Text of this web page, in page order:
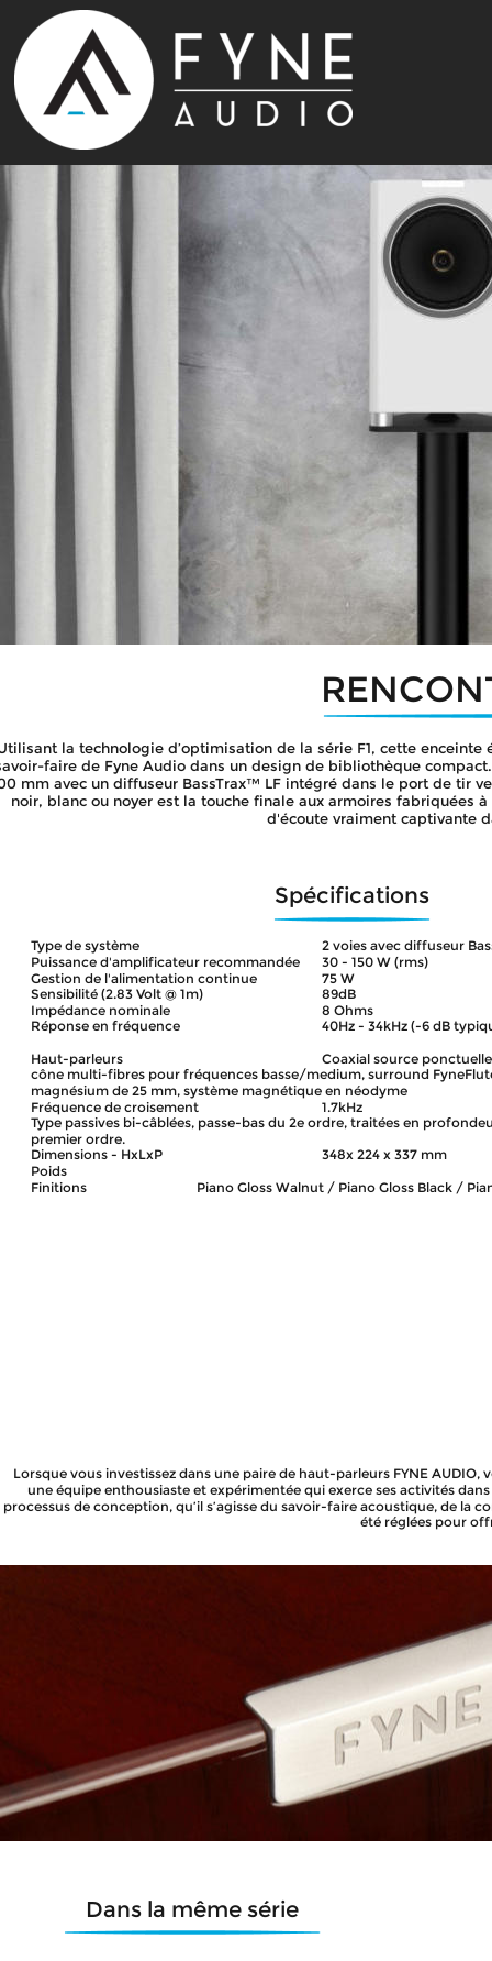
la technologie d’optimisation de la série F1, cette
faire de Fyne Audio dans un design de bibliothèque
mm avec un diffuseur BassTrax™ LF intégré dans le port de tir
noir, blanc ou noyer est la touche finale aux armoires fabriquées
d'écoute vraiment captivante
Spécifications
Type de système
2 voies avec diffuseur
Puissance d'amplificateur recommandée
30 - 150 W (rms)
Gestion de l'alimentation continue
75 W
Sensibilité (2.83 Volt @ 1m)
89dB
Impédance nominale
8 Ohms
Réponse en fréquence
40Hz - 34kHz (-6 dB
Haut-parleurs
Coaxial source
cône multi-fibres pour fréquences basse/medium, surround
magnésium de 25 mm, système magnétique en néodyme
Fréquence de croisement
1.7kHz
Type passives bi-câblées, passe-bas du 2e ordre, traitées en
premier ordre.
Dimensions - HxLxP
348x 224 x 337 mm
Poids
Finitions
Piano Gloss Walnut / Piano Gloss Black /
Lorsque vous investissez dans une paire de haut-parleurs FYNE
une équipe enthousiaste et expérimentée qui exerce ses activités
processus de conception, qu’il s’agisse du savoir-faire acoustique, de
été réglées pour
Dans la même série